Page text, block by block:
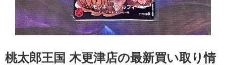
桃太郎王国 木更津店の最新買い取り情